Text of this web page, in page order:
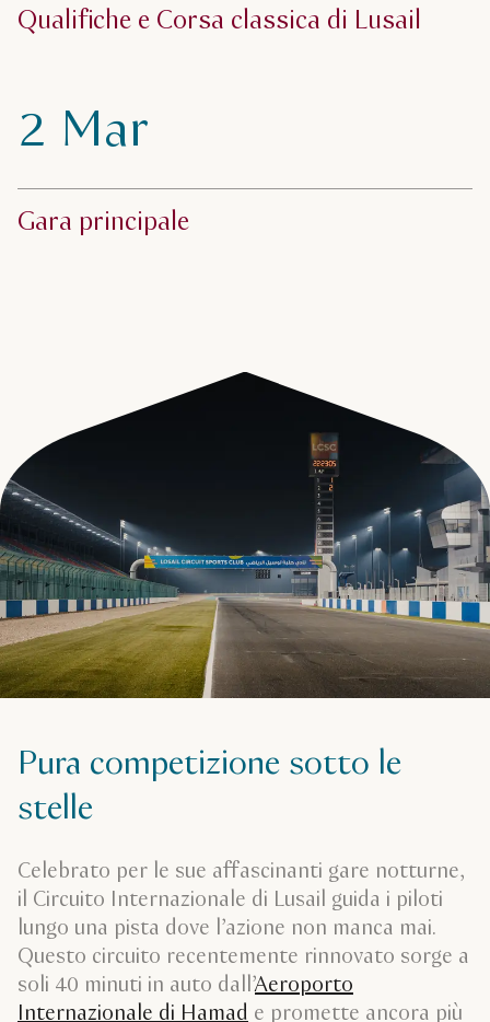
Qualifiche e Corsa classica di Lusail
2 Mar
Gara principale
Pura competizione sotto le
stelle
Celebrato per le sue affascinanti gare notturne,
il Circuito Internazionale di Lusail guida i piloti
lungo una pista dove l’azione non manca mai.
Questo circuito recentemente rinnovato sorge a
soli 40 minuti in auto dall’Aeroporto
Internazionale di Hamad e promette ancora più